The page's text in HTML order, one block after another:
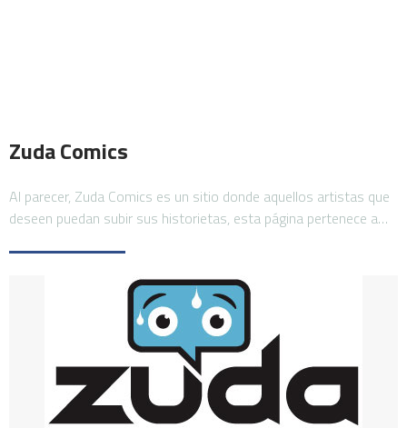
Zuda Comics
Al parecer, Zuda Comics es un sitio donde aquellos artistas que
deseen puedan subir sus historietas, esta página pertenece a…